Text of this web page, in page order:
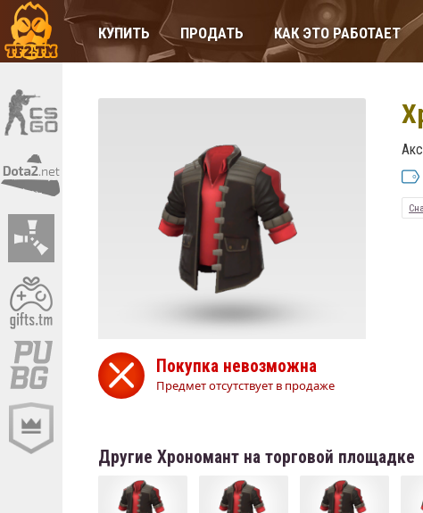
КУПИТЬ ПРОДАТЬ КАК ЭТО РАБОТАЕТ
Покупка невозможна
Предмет отсутствует в продаже
Другие Хрономант на торговой площадке